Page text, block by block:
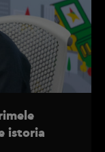
istoria